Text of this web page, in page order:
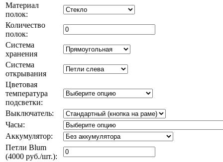
Материал
полок:
Количество
полок:
Система
хранения
Система
открывания
Цветовая
температура
подсветки:
Выключатель:
Часы:
Аккумулятор:
Петли Blum
(4000 руб./шт.):